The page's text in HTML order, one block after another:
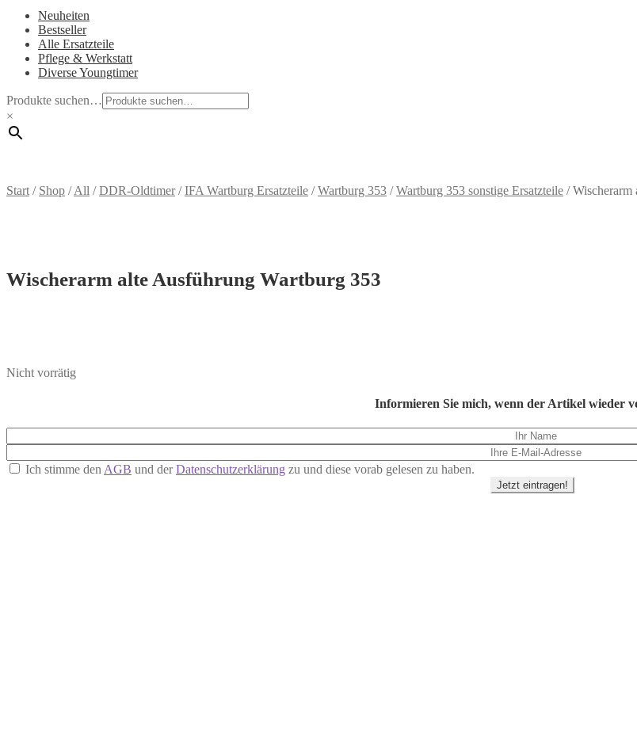
Neuheiten
Bestseller
Alle Ersatzteile
Pflege & Werkstatt
Diverse Youngtimer
Produkte suchen…
×
Start / Shop /All /DDR-Oldtimer/IFA Wartburg Ersatzteile /Wartburg 353 /Wartburg 353 sonstige Ersatzteile /Wischerarm
Wischerarm alte Ausführung Wartburg 353
Nicht vorrätig
Informieren Sie mich, wenn der Artikel wieder
Ich stimme den AGB und derDatenschutzerklärung zu und diese vorab gelesen zu haben.
Jetzt eintragen!